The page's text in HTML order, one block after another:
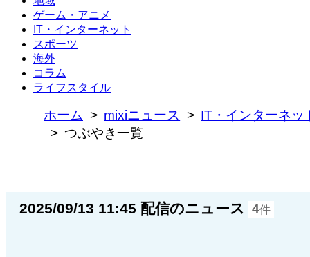
ゲーム・アニメ
IT・インターネット
スポーツ
海外
コラム
ライフスタイル
ホーム mixiニュース IT・インターネッ
つぶやき一覧
2025/09/13 11:45 配信のニュース 4件